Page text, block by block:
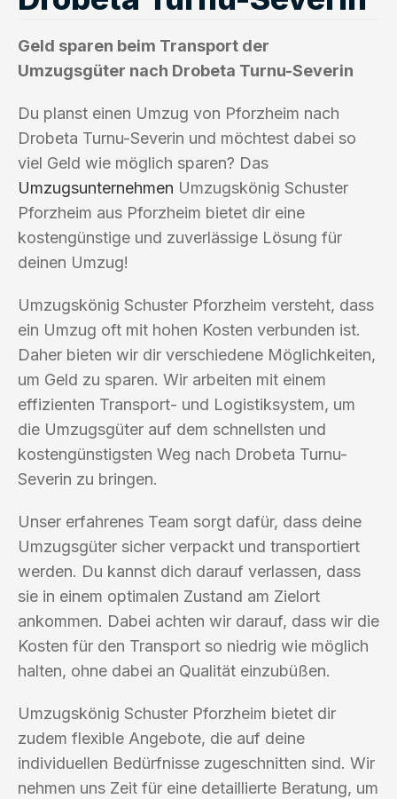
Geld sparen beim Transport der
Umzugsgüter nach Drobeta Turnu-Severin
Du planst einen Umzug von Pforzheim nach
Drobeta Turnu-Severin und möchtest dabei so
viel Geld wie möglich sparen? Das
Umzugsunternehmen Umzugskönig Schuster
Pforzheim aus Pforzheim bietet dir eine
kostengünstige und zuverlässige Lösung für
deinen Umzug!
Umzugskönig Schuster Pforzheim versteht, dass
ein Umzug oft mit hohen Kosten verbunden ist.
Daher bieten wir dir verschiedene Möglichkeiten,
um Geld zu sparen. Wir arbeiten mit einem
effizienten Transport- und Logistiksystem, um
die Umzugsgüter auf dem schnellsten und
kostengünstigsten Weg nach Drobeta Turnu-
Severin zu bringen.
Unser erfahrenes Team sorgt dafür, dass deine
Umzugsgüter sicher verpackt und transportiert
werden. Du kannst dich darauf verlassen, dass
sie in einem optimalen Zustand am Zielort
ankommen. Dabei achten wir darauf, dass wir die
Kosten für den Transport so niedrig wie möglich
halten, ohne dabei an Qualität einzubüßen.
Umzugskönig Schuster Pforzheim bietet dir
zudem flexible Angebote, die auf deine
individuellen Bedürfnisse zugeschnitten sind. Wir
nehmen uns Zeit für eine detaillierte Beratung, um